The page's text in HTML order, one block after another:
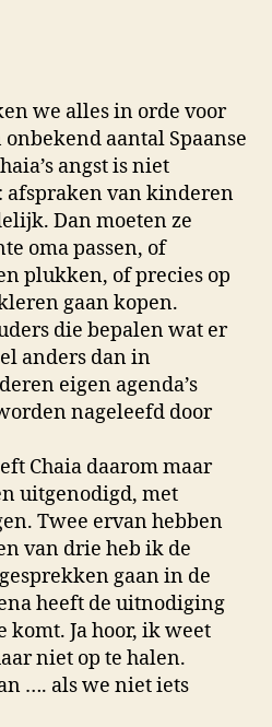
we alles in orde voor
aantal Spaanse
angst is niet
afspraken van kinderen
Dan moeten ze
oma passen, of
plukken, of precies op
gaan kopen.
die bepalen wat er
anders dan in
eigen agenda’s
nageleefd door
Chaia daarom maar
uitgenodigd, met
Twee ervan hebben
van drie heb ik de
gaan in de
heeft de uitnodiging
komt. Ja hoor, ik weet
niet op te halen.
…. als we niet iets